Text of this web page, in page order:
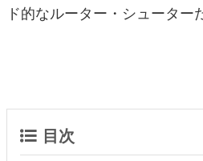
ド的なルーター・シューター
目次